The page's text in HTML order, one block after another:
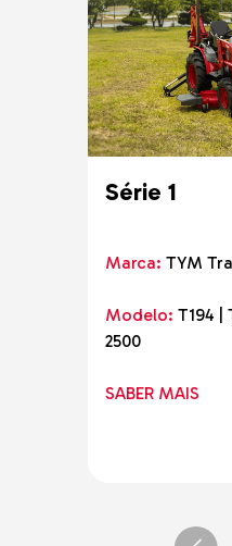
Série 1
Marca: TYM
Modelo: T194 |
2500
SABER MAIS